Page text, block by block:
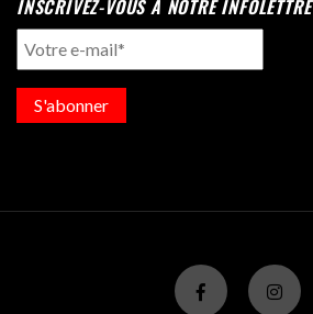
INSCRIVEZ-VOUS À NOTRE INFOLETTRE
S'abonner